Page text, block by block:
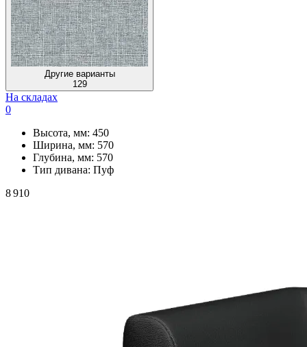
Другие варианты
129
На складах
0
Высота, мм: 450
Ширина, мм: 570
Глубина, мм: 570
Тип дивана: Пуф
8 910